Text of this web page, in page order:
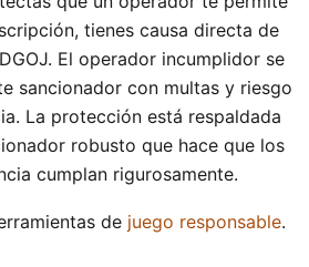
tienes causa directa de
El operador incumplidor se
sancionador con multas y riesgo
La protección está respaldada
robusto que hace que los
cumplan rigurosamente.
de juego responsable.